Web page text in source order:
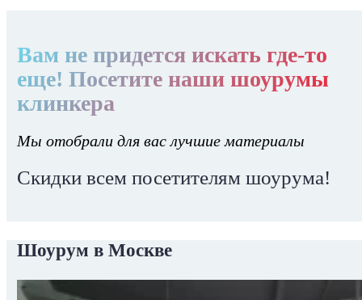
Вам не придется искать где-то
еще! Посетите наши шоурумы
клинкера
Мы отобрали для вас лучшие материалы
Скидки всем посетителям шоурума!
Шоурум в Москве